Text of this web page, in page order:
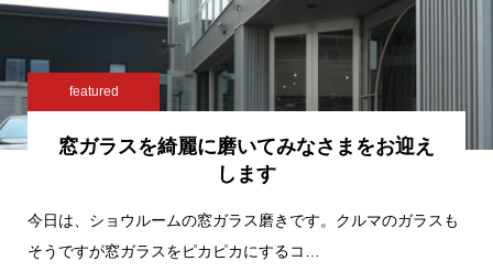
featured
窓ガラスを綺麗に磨いてみなさまをお迎え
します
今日は、ショウルームの窓ガラス磨きです。クルマのガラスも
そうですが窓ガラスをピカピカにするコ…